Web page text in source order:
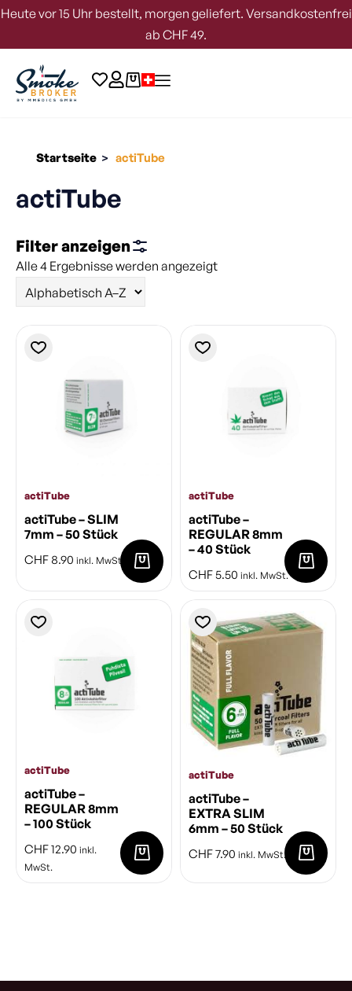
Heute vor 15 Uhr bestellt, morgen geliefert. Versandkostenfrei
ab CHF 49.
Startseite > actiTube
actiTube
Filter anzeigen
Alle 4 Ergebnisse werden angezeigt
actiTube
actiTube – SLIM
7mm – 50 Stück
CHF 8.90 inkl. MwSt.
actiTube
actiTube –
REGULAR 8mm
– 40 Stück
CHF5.50 inkl. MwSt.
actiTube
actiTube –
REGULAR 8mm
– 100 Stück
CHF12.90 inkl.
MwSt.
actiTube
actiTube –
EXTRA SLIM
6mm – 50 Stück
CHF7.90 inkl. MwSt.